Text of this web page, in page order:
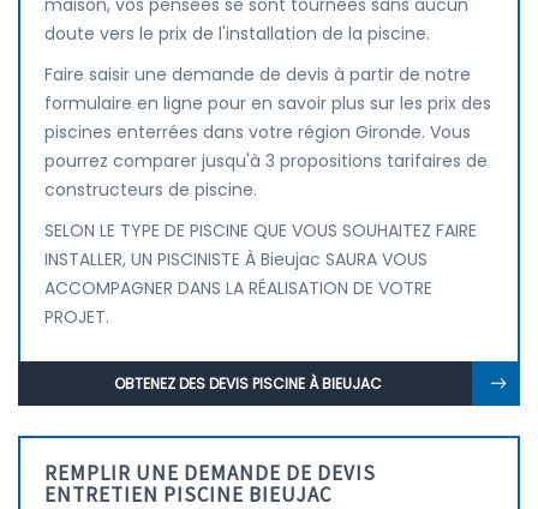
maison, vos pensées se sont tournées sans aucun
doute vers le prix de l'installation de la piscine.
Faire saisir une demande de devis à partir de notre
formulaire en ligne pour en savoir plus sur les prix des
piscines enterrées dans votre région Gironde. Vous
pourrez comparer jusqu'à 3 propositions tarifaires de
constructeurs de piscine.
SELON LE TYPE DE PISCINE QUE VOUS SOUHAITEZ FAIRE
INSTALLER, UN PISCINISTE À Bieujac SAURA VOUS
ACCOMPAGNER DANS LA RÉALISATION DE VOTRE
PROJET.
OBTENEZ DES DEVIS PISCINE À BIEUJAC
REMPLIR UNE DEMANDE DE DEVIS
ENTRETIEN PISCINE BIEUJAC